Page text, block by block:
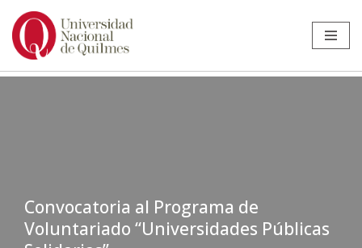
Ir
Convocatoria al Programa de
Voluntariado “Universidades Públicas